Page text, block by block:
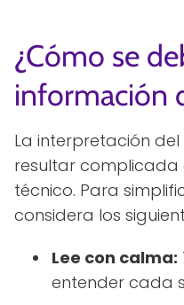
¿Cómo se
información
La interpretación
resultar complicada
técnico. Para
considera los
Lee con calma:
entender cada